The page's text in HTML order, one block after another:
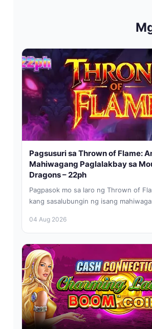
Pagsusuri sa Thrown of Flame:
Mahiwagang Paglalakbay sa
Dragons – 22ph
Pagpasok mo sa laro ng Thrown of
kang sasalubungin ng isang
04 Aug 2026